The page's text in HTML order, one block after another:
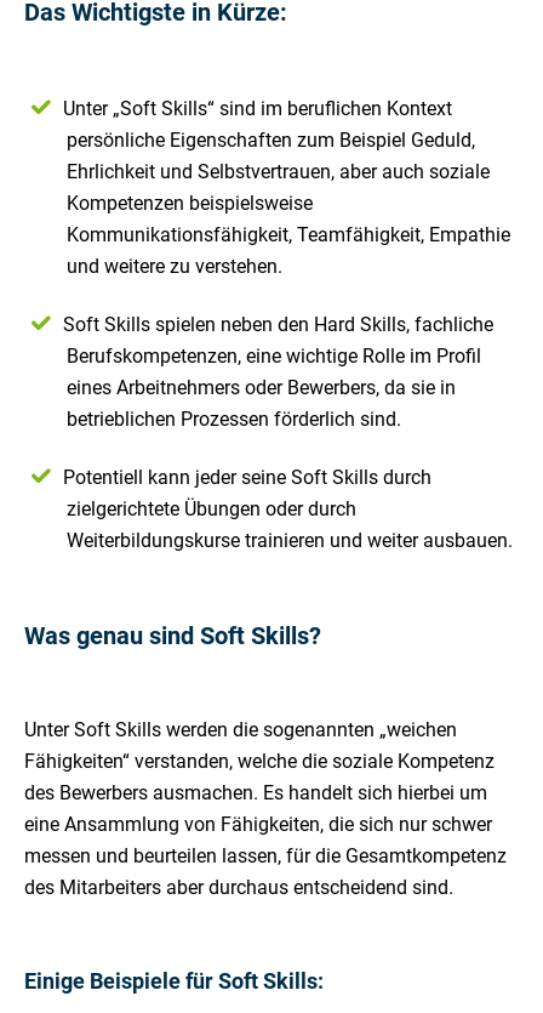
Das Wichtigste in Kürze:
Unter „Soft Skills“ sind im beruflichen Kontext
persönliche Eigenschaften zum Beispiel Geduld,
Ehrlichkeit und Selbstvertrauen, aber auch soziale
Kompetenzen beispielsweise
Kommunikationsfähigkeit, Teamfähigkeit, Empathie
und weitere zu verstehen.
Soft Skills spielen neben den Hard Skills, fachliche
Berufskompetenzen, eine wichtige Rolle im Profil
eines Arbeitnehmers oder Bewerbers, da sie in
betrieblichen Prozessen förderlich sind.
Potentiell kann jeder seine Soft Skills durch
zielgerichtete Übungen oder durch
Weiterbildungskurse trainieren und weiter ausbauen.
Was genau sind Soft Skills?
Unter Soft Skills werden die sogenannten „weichen
Fähigkeiten“ verstanden, welche die soziale Kompetenz
des Bewerbers ausmachen. Es handelt sich hierbei um
eine Ansammlung von Fähigkeiten, die sich nur schwer
messen und beurteilen lassen, für die Gesamtkompetenz
des Mitarbeiters aber durchaus entscheidend sind.
Einige Beispiele für Soft Skills: